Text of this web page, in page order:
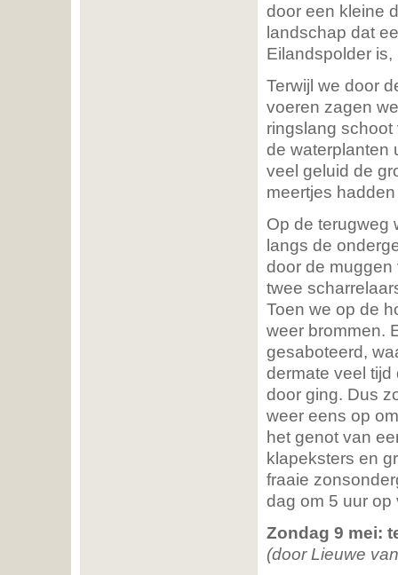
door een kleine
landschap dat
Eilandspolder
Terwijl we door
voeren zagen
ringslang
de waterplanten
veel geluid de
meertjes
Op de terugweg
langs de
door de
twee
Toen we op de
weer brommen.
gesaboteerd,
dermate veel
door ging. Dus
weer eens op
het genot van
klapeksters en
fraaie
dag om 5 uur op
Zondag 9 mei:
(door Lieuwe